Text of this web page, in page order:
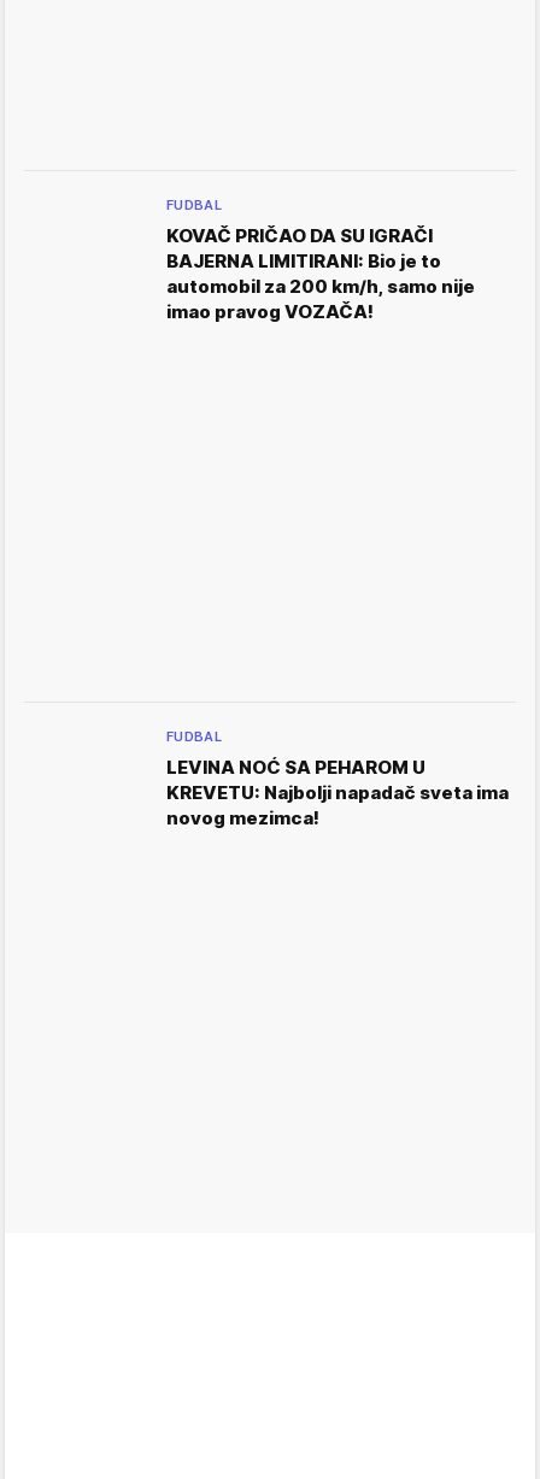
FUDBAL
KOVAČ PRIČAO DA SU IGRAČI
BAJERNA LIMITIRANI: Bio je to
automobil za 200 km/h, samo nije
imao pravog VOZAČA!
FUDBAL
LEVINA NOĆ SA PEHAROM U
KREVETU: Najbolji napadač sveta ima
novog mezimca!